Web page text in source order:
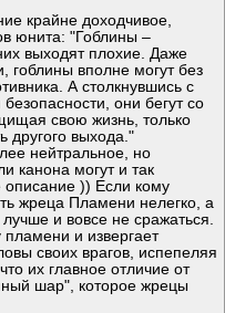
крайне доходчивое,
юнита: "Гоблины –
выходят плохие. Даже
гоблины вполне могут без
А столкнувшись с
они бегут со
свою жизнь, только
другого выхода."
нейтральное, но
канона могут и так
описание )) Если кому
жреца Пламени нелегко, а
и вовсе не сражаться.
пламени и извергает
своих врагов, испепеляя
их главное отличие от
шар", которое жрецы